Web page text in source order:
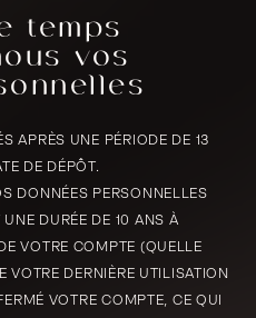
temps
vos
APRÈS UNE PÉRIODE DE 13
DE DÉPÔT.
DONNÉES PERSONNELLES
DURÉE DE 10 ANS À
VOTRE COMPTE (QUELLE
VOTRE DERNIÈRE UTILISATION
VOTRE COMPTE, CE QUI